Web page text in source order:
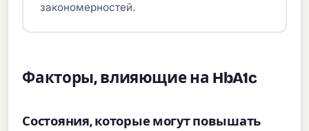
закономерностей.
Факторы, влияющие на HbA1c
Состояния, которые могут повышать